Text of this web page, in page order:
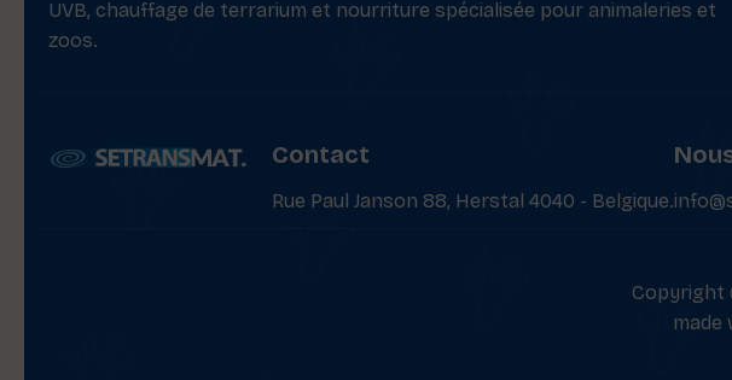
UVB, chauffage de terrarium et nourriture spécialisée pour animaleries et
zoos.
Contact
Rue Paul Janson 88, Herstal 4040 - Belgique.
Copyright
made